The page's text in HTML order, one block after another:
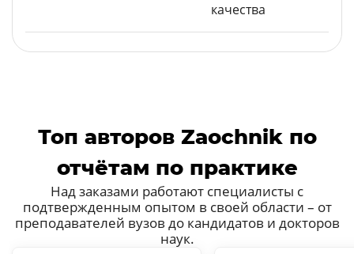
качества
Топ авторов Zaochnik по
отчётам по практике
Над заказами работают специалисты с
подтвержденным опытом в своей области – от
преподавателей вузов до кандидатов и докторов
наук.